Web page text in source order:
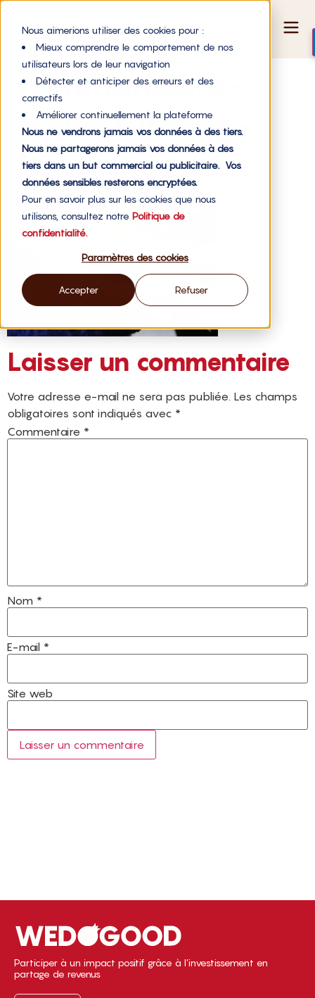
Nous aimerions utiliser des cookies pour :
Mieux comprendre le comportement de nos
utilisateurs lors de leur navigation
Détecter et anticiper des erreurs et des
correctifs
Améliorer continuellement la plateforme
Nous ne vendrons jamais vos données à des tiers.
Nous ne partagerons jamais vos données à des
tiers dans un but commercial ou publicitaire. Vos
données sensibles resterons encryptées.
Pour en savoir plus sur les cookies que nous
utilisons, consultez notre Politique de
confidentialité.
Paramètres des cookies
Accepter Refuser
communaute-
crowdfunding-
financement
Laisser un commentaire
Votre adresse e-mail ne sera pas publiée. Les champs
obligatoires sont indiqués avec *
Commentaire *
Nom *
E-mail *
Site web
Participer à un impact positif grâce à l’investissement en
partage de revenus